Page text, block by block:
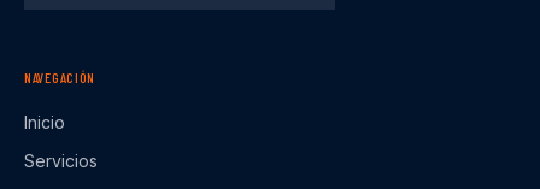
NAVEGACIÓN
Inicio
Servicios